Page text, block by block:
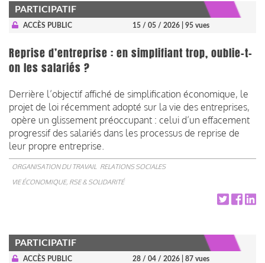
PARTICIPATIF
ACCÈS PUBLIC 15 / 05 / 2026 | 95 vues
Reprise d’entreprise : en simplifiant trop, oublie-t-
on les salariés ?
Derrière l’objectif affiché de simplification économique, le
projet de loi récemment adopté sur la vie des entreprises,
opère un glissement préoccupant : celui d’un effacement
progressif des salariés dans les processus de reprise de
leur propre entreprise.
ORGANISATION DU TRAVAIL RELATIONS SOCIALES
VIE ÉCONOMIQUE, RSE & SOLIDARITÉ
PARTICIPATIF
ACCÈS PUBLIC 28 / 04 / 2026 | 87 vues